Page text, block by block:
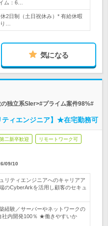
ム：6…
2日制（土日祝休み）* 有給休暇
…
気になる
独立系SIer>#プライム案件98%#
ティエンジニア】★在宅勤務可
第二新卒歓迎 リモートワーク可
09/10
リティエンジニアへのキャリアア
のCyberArkを活用し顧客のセキュ
経験／サーバーやネットワークの
内開発100％ ★働きやすいか